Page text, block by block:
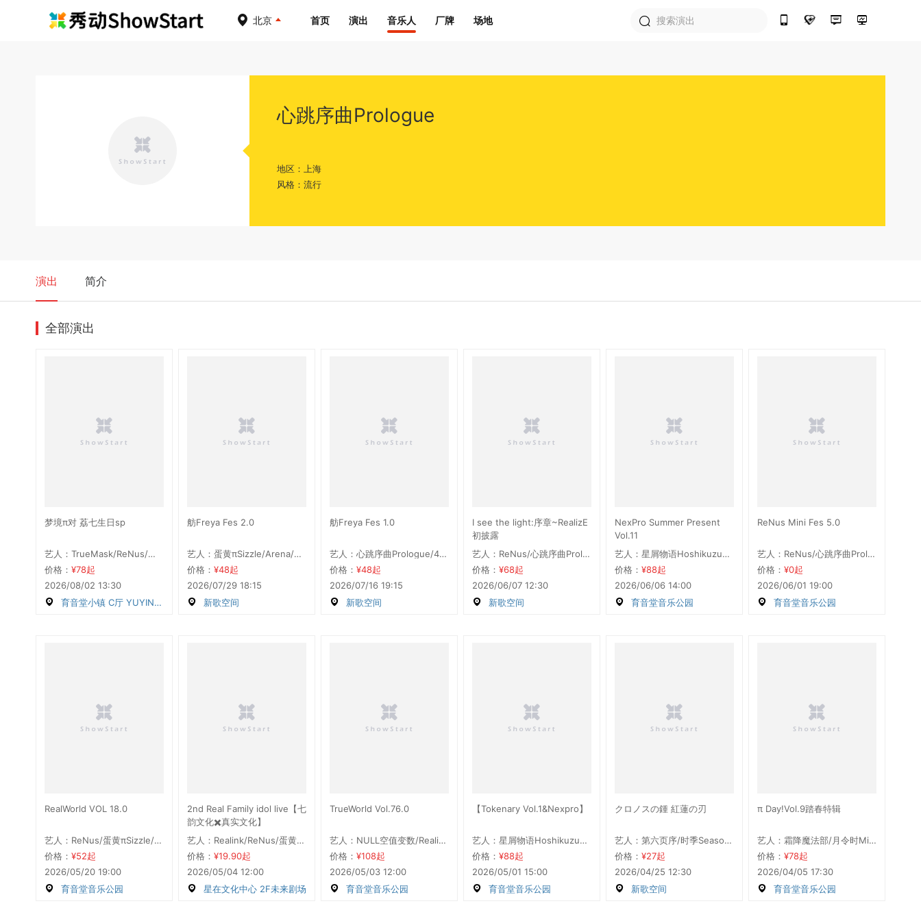
北京 首页 演出 音乐人 厂牌 场地
心跳序曲Prologue
地区：上海
风格：流行
演出 简介
全部演出
梦境π对 荔七生日sp
艺人：TrueMask/ReNus/蛋黄πSizzle/心跳序曲Prologue/ANNIHILATE/Token/RealizE
价格： ¥78起
2026/08/02 13:30
育音堂小镇 C厅 YUYINTOWN CUBE
舫Freya Fes 2.0
艺人：蛋黄πSizzle/Arena/心跳序曲Prologue/4EYEZ/ReRa
价格： ¥48起
2026/07/29 18:15
新歌空间
舫Freya Fes 1.0
艺人：心跳序曲Prologue/4EYEZ/ReRa
价格： ¥48起
2026/07/16 19:15
新歌空间
I see the light:序章~RealizE
初披露
艺人：ReNus/心跳序曲Prologue/Token
价格： ¥68起
2026/06/07 12:30
新歌空间
NexPro Summer Present
Vol.11
艺人：星屑物语HoshikuzuStory/ReNus/蛋黄πSizzle/心跳序曲Prologue/Token
价格： ¥88起
2026/06/06 14:00
育音堂音乐公园
ReNus Mini Fes 5.0
艺人：ReNus/心跳序曲Prologue/Token
价格： ¥0起
2026/06/01 19:00
育音堂音乐公园
RealWorld VOL 18.0
艺人：ReNus/蛋黄πSizzle/心跳序曲Prologue/ReRa
价格： ¥52起
2026/05/20 19:00
育音堂音乐公园
2nd Real Family idol live【七
韵文化✖️真实文化】
艺人：Realink/ReNus/蛋黄πSizzle/心跳序曲Prologue/ReaLume/ReRa
价格： ¥19.90起
2026/05/04 12:00
星在文化中心 2F未来剧场
TrueWorld Vol.76.0
艺人：NULL空值变数/Realink/第六页序/EAUX/ReNus/TerrorSickle/蛋黄πSizzle/心跳序曲Prologue/ReaLume/ReRa
价格： ¥108起
2026/05/03 12:00
育音堂音乐公园
【Tokenary Vol.1&Nexpro】
艺人：星屑物语HoshikuzuStory/E_A人間計画/第六页序/蛋黄πSizzle/心跳序曲Prologue/ReRa/Token
价格： ¥88起
2026/05/01 15:00
育音堂音乐公园
クロノスの鍾 紅蓮の刃
艺人：第六页序/时季SeasonMemories/心跳序曲Prologue/ANNIHILATE
价格： ¥27起
2026/04/25 12:30
新歌空间
π Day!Vol.9踏春特辑
艺人：霜降魔法部/月令时Mirage/NULL空值变数/花与心事Affloret/Solamente/ReNus/蛋黄πSizzle/心跳序曲Prologue/ANNIHILATE
价格： ¥78起
2026/04/05 17:30
育音堂音乐公园